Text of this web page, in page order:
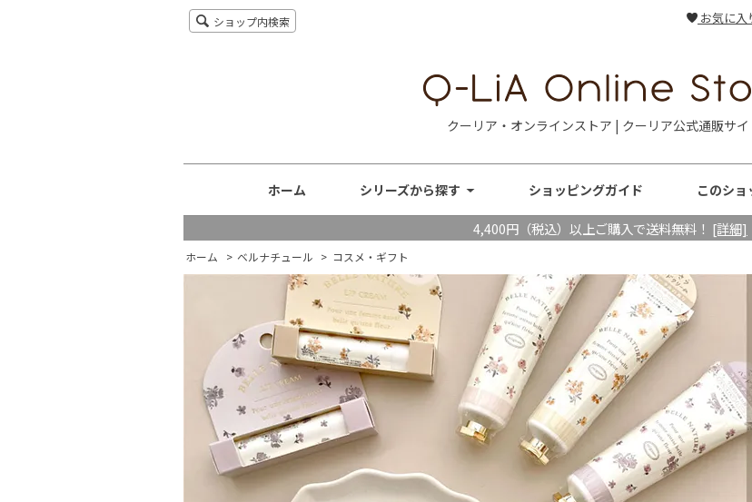
お気に入
ショップ内検索
クーリア・オンラインストア | クーリア公式通販サ
ホーム シリーズから探す ショッピングガイド このシ
4,400円（税込）以上ご購入で送料無料！ [詳細]
ホーム > ベルナチュール > コスメ・ギフト